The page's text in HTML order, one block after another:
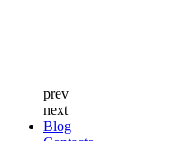
prev
next
Blog